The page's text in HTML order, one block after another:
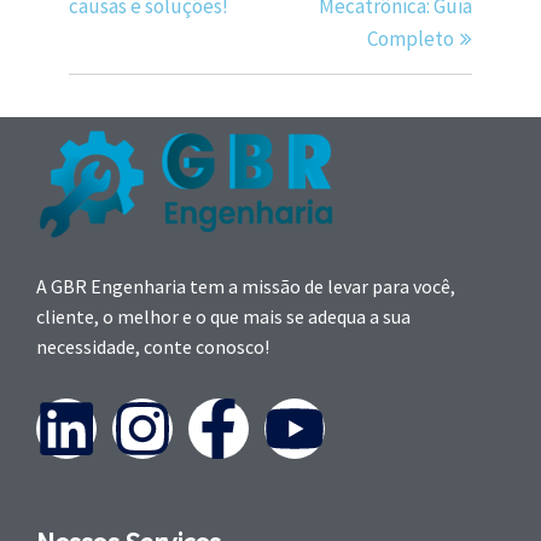
causas e soluções!
Mecatrônica: Guia
Completo
A GBR Engenharia tem a missão de levar para você,
cliente, o melhor e o que mais se adequa a sua
necessidade, conte conosco!